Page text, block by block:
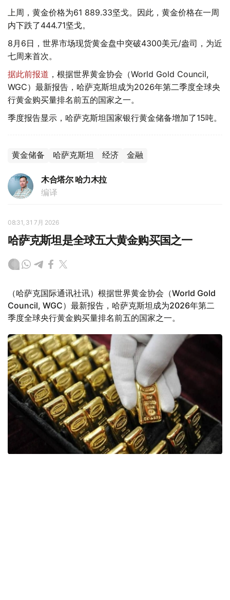
上周，黄金价格为61 889.33坚戈。因此，黄金价格在一周
内下跌了444.71坚戈。
8月6日，世界市场现货黄金盘中突破4300美元/盎司，为近
七周来首次。
据此前报道 ，根据世界黄金协会（World Gold Council,
WGC）最新报告，哈萨克斯坦成为2026年第二季度全球央
行黄金购买量排名前五的国家之一。
季度报告显示，哈萨克斯坦国家银行黄金储备增加了15吨。
黄金储备 哈萨克斯坦 经济 金融
木合塔尔 哈力木拉
编译
08:31, 31 7月 2026
哈萨克斯坦是全球五大黄金购买国之一
（哈萨克国际通讯社讯）根据世界黄金协会（World Gold
Council, WGC）最新报告，哈萨克斯坦成为2026年第二
季度全球央行黄金购买量排名前五的国家之一。